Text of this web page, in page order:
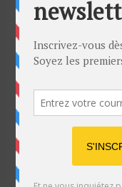
pour
Blague de
son mari
Listes des Sites
Les Sites